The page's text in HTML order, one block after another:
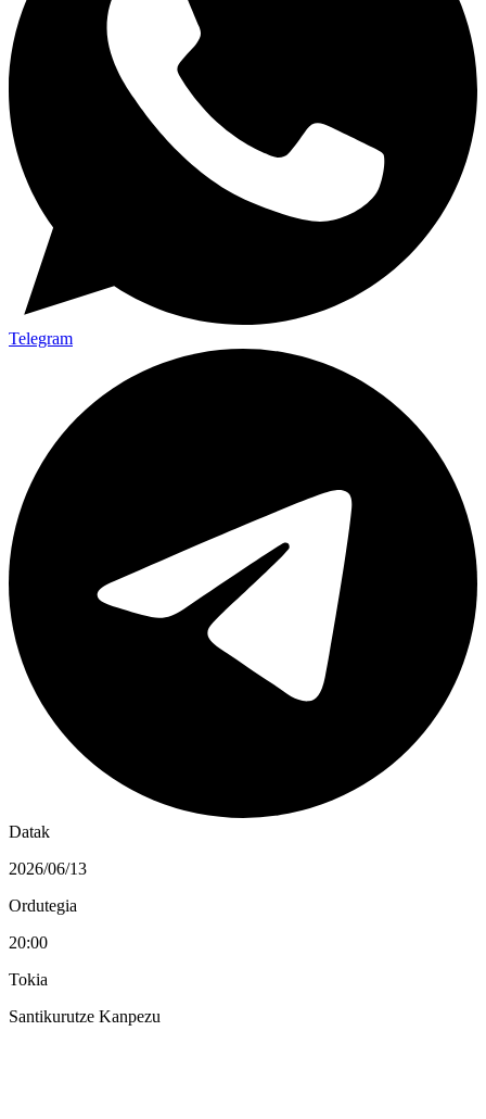
Telegram
Datak
2026/06/13
Ordutegia
20:00
Tokia
Santikurutze Kanpezu